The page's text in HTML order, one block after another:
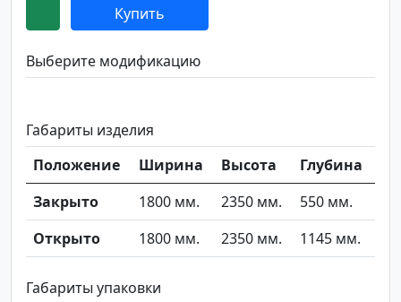
Купить
Выберите модификацию
Габариты изделия
Положение
Ширина Высота
Глубина
Закрыто
1800 мм. 2350 мм.
550 мм.
Открыто
1800 мм. 2350 мм. 1145 мм.
Габариты упаковки